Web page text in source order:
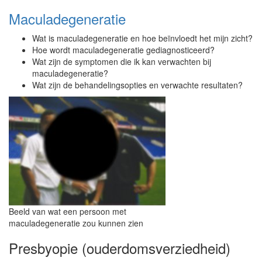
Maculadegeneratie
Wat is maculadegeneratie en hoe beïnvloedt het mijn zicht?
Hoe wordt maculadegeneratie gediagnosticeerd?
Wat zijn de symptomen die ik kan verwachten bij
maculadegeneratie?
Wat zijn de behandelingsopties en verwachte resultaten?
Beeld van wat een persoon met
maculadegeneratie zou kunnen zien
Presbyopie (ouderdomsverziedheid)